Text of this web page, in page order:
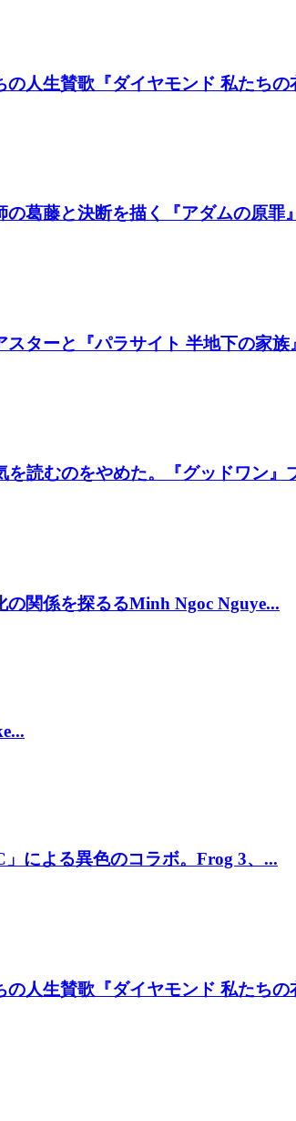
人生賛歌『ダイヤモンド 私たちの
葛藤と決断を描く『アダムの原罪』
ターと『パラサイト 半地下の家族
を読むのをやめた。『グッドワン』
関係を探るるMinh Ngoc Nguye...
による異色のコラボ。Frog 3、...
人生賛歌『ダイヤモンド 私たちの